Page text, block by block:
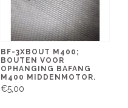
BF-3XBOUT M400;
BOUTEN VOOR
OPHANGING BAFANG
M400 MIDDENMOTOR.
€5,00